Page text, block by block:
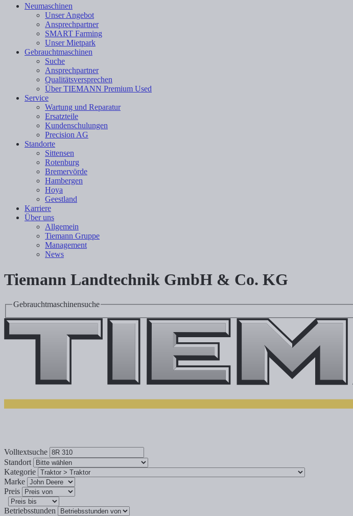
Neumaschinen
Unser Angebot
Ansprechpartner
SMART Farming
Unser Mietpark
Gebrauchtmaschinen
Suche
Ansprechpartner
Qualitätsversprechen
Über TIEMANN Premium Used
Service
Wartung und Reparatur
Ersatzteile
Kundenschulungen
Precision AG
Standorte
Sittensen
Rotenburg
Bremervörde
Hambergen
Hoya
Geestland
Karriere
Über uns
Allgemein
Tiemann Gruppe
Management
News
Tiemann Landtechnik GmbH & Co. KG
Gebrauchtmaschinensuche
Volltextsuche
Standort
Kategorie
Marke
Preis
Betriebsstunden